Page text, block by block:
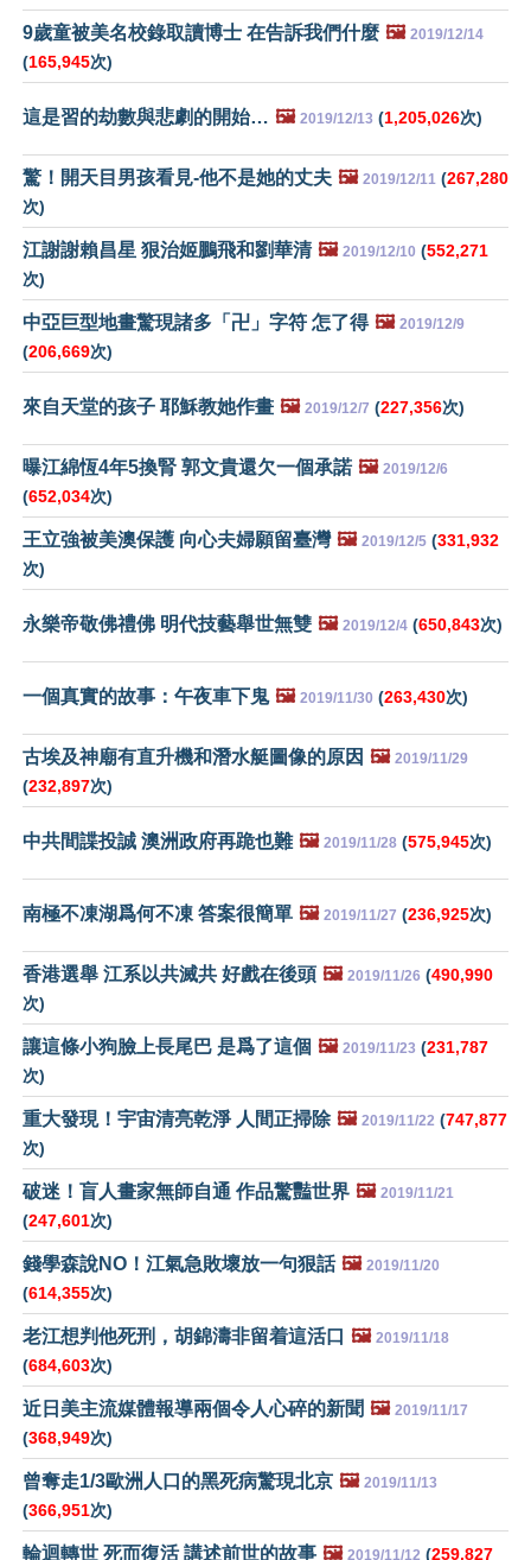
9歲童被美名校錄取讀博士 在告訴我們什麼 🖼️ 2019/12/14
(165,945次)
這是習的劫數與悲劇的開始… 🖼️ 2019/12/13 (1,205,026次)
驚！開天目男孩看見-他不是她的丈夫 🖼️ 2019/12/11 (267,280
次)
江謝謝賴昌星 狠治姬鵬飛和劉華清 🖼️ 2019/12/10 (552,271
次)
中亞巨型地畫驚現諸多「卍」字符 怎了得 🖼️ 2019/12/9
(206,669次)
來自天堂的孩子 耶穌教她作畫 🖼️ 2019/12/7 (227,356次)
曝江綿恆4年5換腎 郭文貴還欠一個承諾 🖼️ 2019/12/6
(652,034次)
王立強被美澳保護 向心夫婦願留臺灣 🖼️ 2019/12/5 (331,932
次)
永樂帝敬佛禮佛 明代技藝舉世無雙 🖼️ 2019/12/4 (650,843次)
一個真實的故事：午夜車下鬼 🖼️ 2019/11/30 (263,430次)
古埃及神廟有直升機和潛水艇圖像的原因 🖼️ 2019/11/29
(232,897次)
中共間諜投誠 澳洲政府再跪也難 🖼️ 2019/11/28 (575,945次)
南極不凍湖爲何不凍 答案很簡單 🖼️ 2019/11/27 (236,925次)
香港選舉 江系以共滅共 好戲在後頭 🖼️ 2019/11/26 (490,990
次)
讓這條小狗臉上長尾巴 是爲了這個 🖼️ 2019/11/23 (231,787
次)
重大發現！宇宙清亮乾淨 人間正掃除 🖼️ 2019/11/22 (747,877
次)
破迷！盲人畫家無師自通 作品驚豔世界 🖼️ 2019/11/21
(247,601次)
錢學森說NO！江氣急敗壞放一句狠話 🖼️ 2019/11/20
(614,355次)
老江想判他死刑，胡錦濤非留着這活口 🖼️ 2019/11/18
(684,603次)
近日美主流媒體報導兩個令人心碎的新聞 🖼️ 2019/11/17
(368,949次)
曾奪走1/3歐洲人口的黑死病驚現北京 🖼️ 2019/11/13
(366,951次)
輪迴轉世 死而復活 講述前世的故事 🖼️ 2019/11/12 (259,827